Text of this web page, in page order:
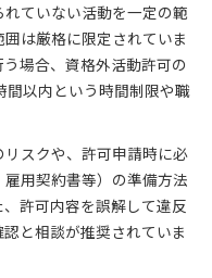
ていない活動を一定の範
は厳格に限定されていま
場合、資格外活動許可の
以内という時間制限や職
スクや、許可申請時に必
用契約書等）の準備方法
許可内容を誤解して違反
と相談が推奨されていま